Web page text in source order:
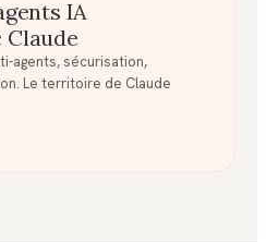
IA
Claude
agents, sécurisation,
Le territoire de Claude